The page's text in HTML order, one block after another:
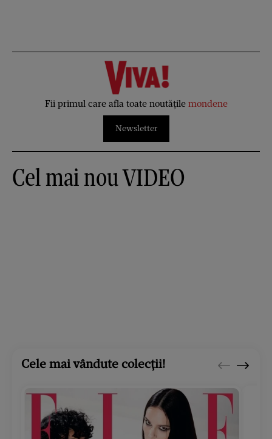
Fii primul care afla toate noutățile mondene
Newsletter
Cel mai nou VIDEO
Cele mai vândute colecții!